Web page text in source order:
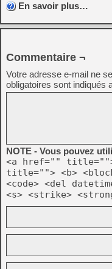
En savoir plus…
Commentaire ¬
Votre adresse e-mail ne
obligatoires sont indiqués
NOTE - Vous pouvez
<a href=""
title=""> <b>
<code> <del
<s> <strike>